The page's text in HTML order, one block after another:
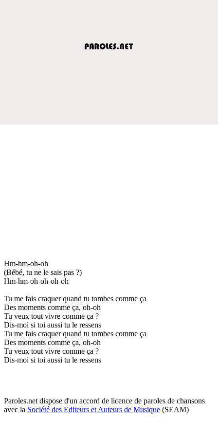
Hm-hm-oh-oh
(Bébé, tu ne le sais pas ?)
Hm-hm-oh-oh-oh-oh
Tu me fais craquer quand tu tombes comme ça
Des moments comme ça, oh-oh
Tu veux tout vivre comme ça ?
Dis-moi si toi aussi tu le ressens
Tu me fais craquer quand tu tombes comme ça
Des moments comme ça, oh-oh
Tu veux tout vivre comme ça ?
Dis-moi si toi aussi tu le ressens
Paroles.net dispose d'un accord de licence de paroles de chansons
avec la Société des Editeurs et Auteurs de Musique (SEAM)